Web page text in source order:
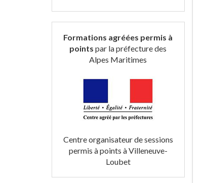
Formations agréées permis à
points par la préfecture des
Alpes Maritimes
Centre organisateur de sessions
permis à points à Villeneuve-
Loubet